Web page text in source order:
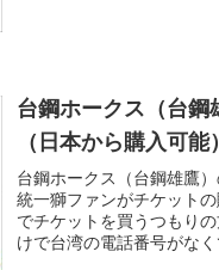
台鋼ホークス（台鋼
（日本から購入可能）
台鋼ホークス（台鋼雄鷹
統一獅ファンがチケット
でチケットを買うつもり
けで台湾の電話番号がな